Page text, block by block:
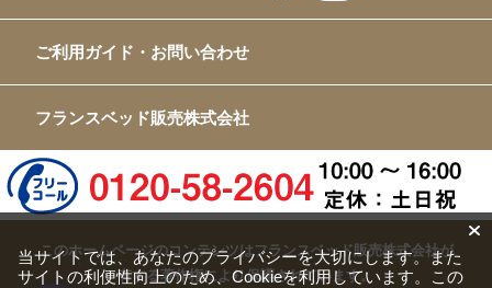
ご利用ガイド・お問い合わせ
フランスベッド販売株式会社
このホームページのコンテンツはフランスベッド販売株式会社が
有する著作権により保護されています。
当サイトでは、あなたのプライバシーを大切にします。また
サイトの利便性向上のため、Cookieを利用しています。この